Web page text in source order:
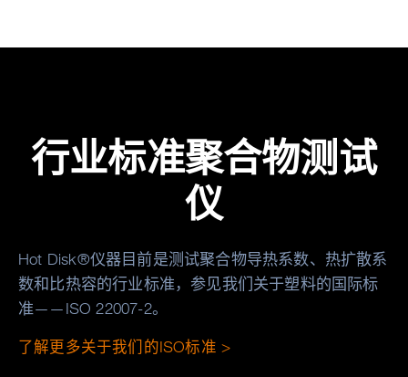
行业标准聚合物测试
仪
Hot Disk®仪器目前是测试聚合物导热系数、热扩散系
数和比热容的行业标准，参见我们关于塑料的国际标
准——ISO 22007-2。
了解更多关于我们的ISO标准 >